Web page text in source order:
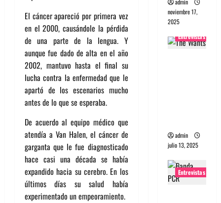
El cáncer apareció por primera vez
en el 2000, causándole la pérdida
de una parte de la lengua. Y
aunque fue dado de alta en el año
2002, mantuvo hasta el final su
lucha contra la enfermedad que le
apartó de los escenarios mucho
antes de lo que se esperaba.
De acuerdo al equipo médico que
atendía a Van Halen, el cáncer de
garganta que le fue diagnosticado
hace casi una década se había
expandido hacia su cerebro. En los
últimos días su salud había
experimentado un empeoramiento.
noviembre 17,
2025
Entrevistas
admin
julio 13, 2025
Entrevistas